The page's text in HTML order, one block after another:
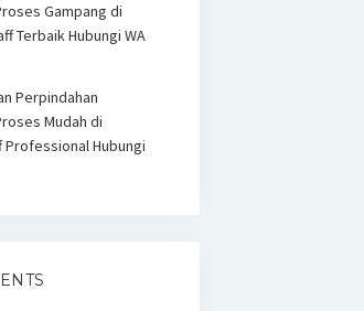
Gampang di
Terbaik Hubungi WA
Perpindahan
Mudah di
Professional Hubungi